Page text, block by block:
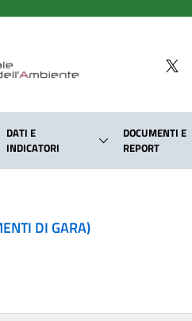
DATI E
INDICATORI
DOCUMENTI E
REPORT
DI GARA)